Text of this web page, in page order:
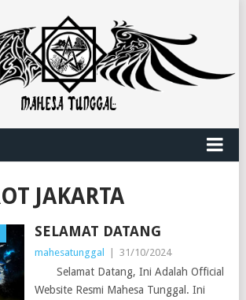
JAKARTA
SELAMAT DATANG
mahesatunggal | 31/10/2024
Selamat Datang, Ini Adalah Official
Website Resmi Mahesa Tunggal. Ini